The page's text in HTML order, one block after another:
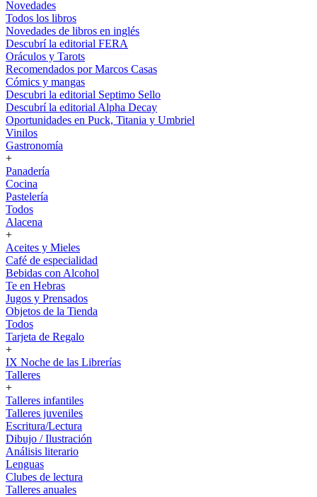
Novedades
Todos los libros
Novedades de libros en inglés
Descubrí la editorial FERA
Oráculos y Tarots
Recomendados por Marcos Casas
Cómics y mangas
Descubri la editorial Septimo Sello
Descubrí la editorial Alpha Decay
Oportunidades en Puck, Titania y Umbriel
Vinilos
Gastronomía
+
Panadería
Cocina
Pastelería
Todos
Alacena
+
Aceites y Mieles
Café de especialidad
Bebidas con Alcohol
Te en Hebras
Jugos y Prensados
Objetos de la Tienda
Todos
Tarjeta de Regalo
+
IX Noche de las Librerías
Talleres
+
Talleres infantiles
Talleres juveniles
Escritura/Lectura
Dibujo / Ilustración
Análisis literario
Lenguas
Clubes de lectura
Talleres anuales